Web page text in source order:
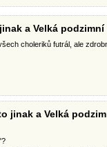
a Velká
choleriků futrál, ale
jinak a Velká